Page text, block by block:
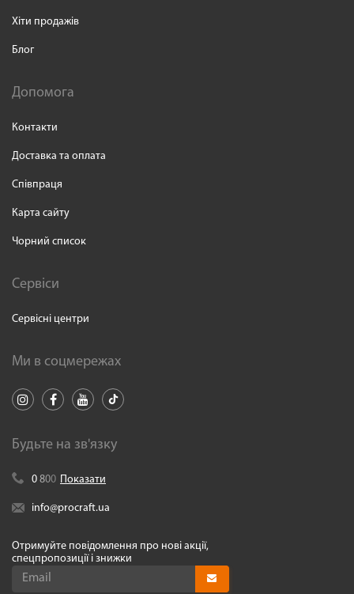
Хіти продажів
Блог
Допомога
Контакти
Доставка та оплата
Співпраця
Карта сайту
Чорний список
Сервіси
Сервісні центри
Ми в соцмережах
Будьте на зв'язку
0 800 Показати
info@procraft.ua
Отримуйте повідомлення про нові акції,
спецпропозиції і знижки